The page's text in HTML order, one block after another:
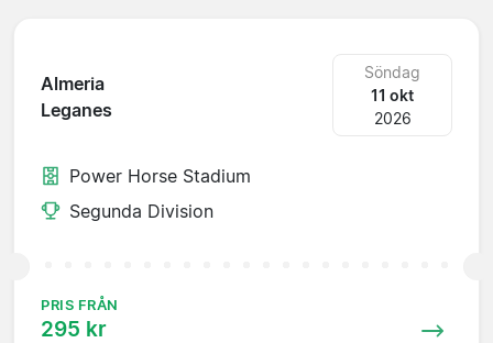
Almeria
Leganes
Söndag
11 okt
2026
Power Horse Stadium
Segunda Division
PRIS FRÅN
295 kr